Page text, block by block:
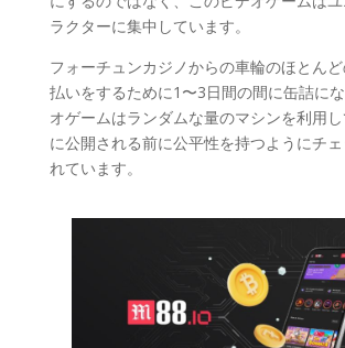
ラクターに集中しています。
フォーチュンカジノからの車輪のほとん
払いをするために1〜3日間の間に缶詰に
オゲームはランダムな量のマシンを利用
に公開される前に公平性を持つようにチ
れています。